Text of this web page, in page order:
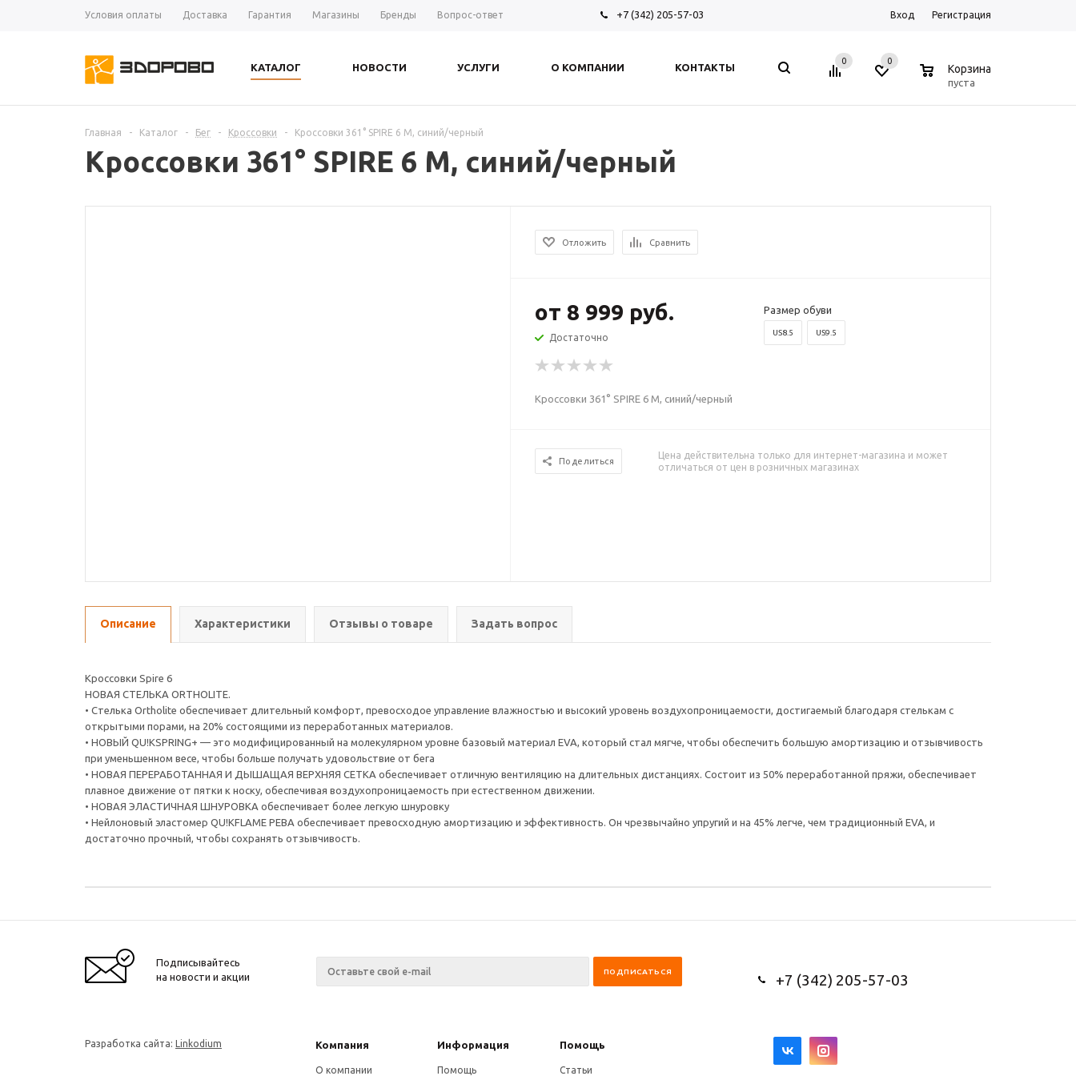
Условия оплаты Доставка Гарантия Магазины Бренды Вопрос-ответ +7 (342) 205-57-03 Вход Регистрация
КАТАЛОГ НОВОСТИ УСЛУГИ О КОМПАНИИ КОНТАКТЫ
0 0
Корзина
пуста
Главная - Каталог - Бег - Кроссовки - Кроссовки 361° SPIRE 6 M, синий/черный
Кроссовки 361° SPIRE 6 M, синий/черный
Отложить Сравнить
от 8 999 руб.
Достаточно
Размер обуви
US8.5 US9.5
Кроссовки 361° SPIRE 6 M, синий/черный
Поделиться
Цена действительна только для интернет-магазина и может
отличаться от цен в розничных магазинах
Описание Характеристики Отзывы о товаре Задать вопрос
Кроссовки Spire 6
НОВАЯ СТЕЛЬКА ORTHOLITE.
• Стелька Ortholite обеспечивает длительный комфорт, превосходое управление влажностью и высокий уровень воздухопроницаемости, достигаемый благодаря стелькам с
открытыми порами, на 20% состоящими из переработанных материалов.
• НОВЫЙ QU!KSPRING+ — это модифицированный на молекулярном уровне базовый материал EVA, который стал мягче, чтобы обеспечить большую амортизацию и отзывчивость
при уменьшенном весе, чтобы больше получать удовольствие от бега
• НОВАЯ ПЕРЕРАБОТАННАЯ И ДЫШАЩАЯ ВЕРХНЯЯ CЕТКА обеспечивает отличную вентиляцию на длительных дистанциях. Состоит из 50% переработанной пряжи, обеспечивает
плавное движение от пятки к носку, обеспечивая воздухопроницаемость при естественном движении.
• НОВАЯ ЭЛАСТИЧНАЯ ШНУРОВКА обеспечивает более легкую шнуровку
• Нейлоновый эластомер QU!KFLAME PEBA обеспечивает превосходную амортизацию и эффективность. Он чрезвычайно упругий и на 45% легче, чем традиционный EVA, и
достаточно прочный, чтобы сохранять отзывчивость.
Подписывайтесь
на новости и акции
+7 (342) 205-57-03
Разработка сайта: Linkodium Компания Информация Помощь
О компании Помощь Статьи